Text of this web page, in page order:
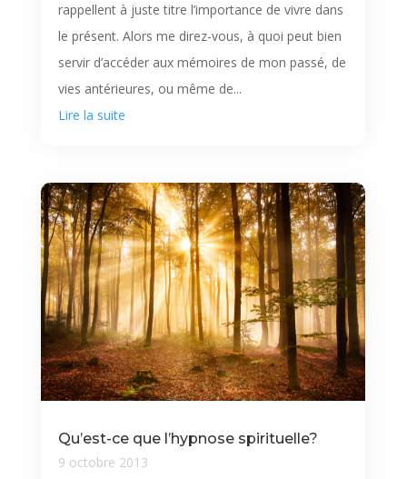
rappellent à juste titre l’importance de vivre dans
le présent. Alors me direz-vous, à quoi peut bien
servir d’accéder aux mémoires de mon passé, de
vies antérieures, ou même de...
Lire la suite
Qu’est-ce que l’hypnose spirituelle?
9 octobre 2013